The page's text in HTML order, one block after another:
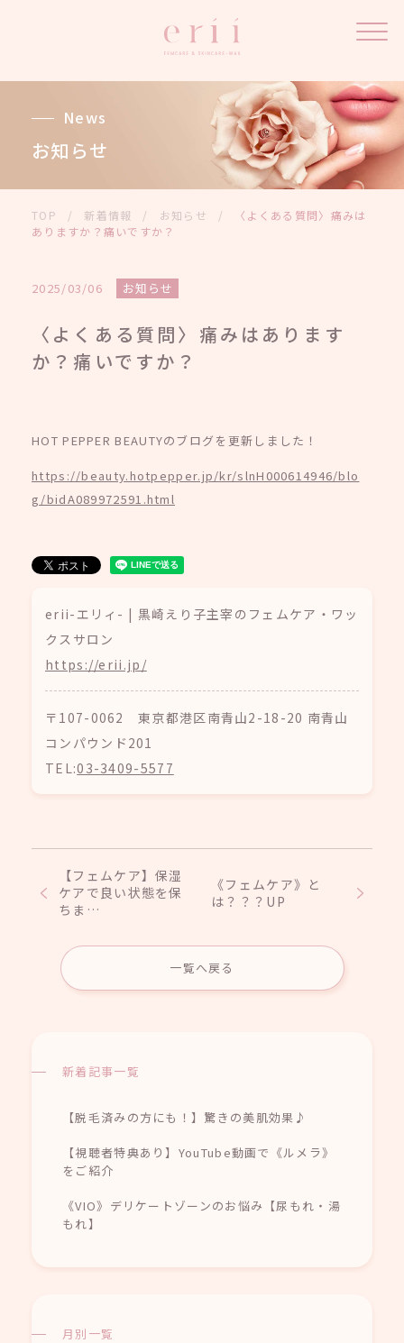
News
お知らせ
TOP / 新着情報 / お知らせ /
〈よくある質問〉痛みは
ありますか？痛いですか？
2025/03/06 お知らせ
〈よくある質問〉痛みはあります
か？痛いですか？
HOT PEPPER BEAUTYのブログを更新しました！
https://beauty.hotpepper.jp/kr/slnH000614946/blo
g/bidA089972591.html
erii-エリィ- | 黒崎えり子主宰のフェムケア・ワッ
クスサロン
https://erii.jp/
〒107-0062 東京都港区南青山2-18-20 南青山
コンパウンド201
TEL:03-3409-5577
【フェムケア】保湿
ケアで良い状態を保
ちま…
《フェムケア》と
は？？？UP
一覧へ戻る
新着記事一覧
【脱毛済みの方にも！】驚きの美肌効果♪
【視聴者特典あり】YouTube動画で《ルメラ》
をご紹介
《VIO》デリケートゾーンのお悩み【尿もれ・湯
もれ】
月別一覧